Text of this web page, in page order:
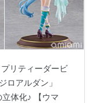
リティーダービ
ロアルダン」
体化♪ 【ウマ